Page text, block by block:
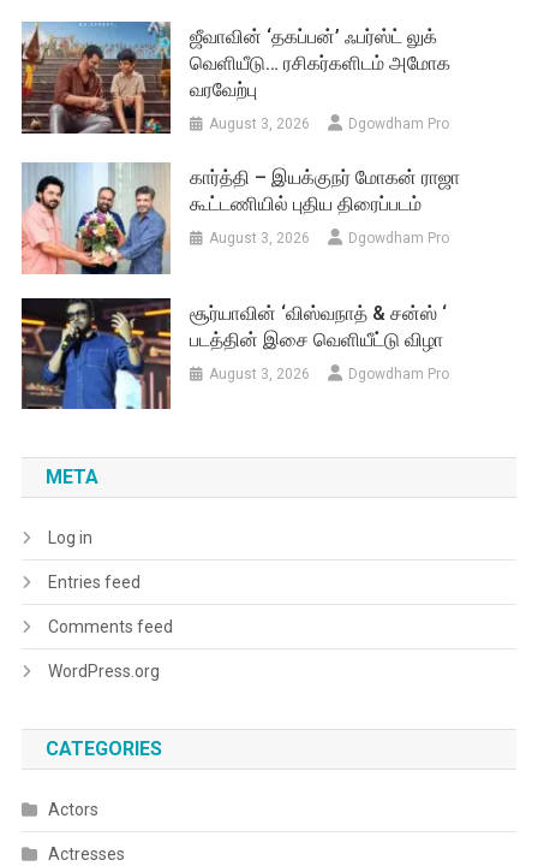
ஜீவாவின் ‘தகப்பன்’ ஃபர்ஸ்ட் லுக்
வெளியீடு… ரசிகர்களிடம் அமோக
வரவேற்பு
August 3, 2026 Dgowdham Pro
கார்த்தி – இயக்குநர் மோகன் ராஜா
கூட்டணியில் புதிய திரைப்படம்
August 3, 2026 Dgowdham Pro
சூர்யாவின் ‘விஸ்வநாத் & சன்ஸ் ‘
படத்தின் இசை வெளியீட்டு விழா
August 3, 2026 Dgowdham Pro
META
Log in
Entries feed
Comments feed
WordPress.org
CATEGORIES
Actors
Actresses